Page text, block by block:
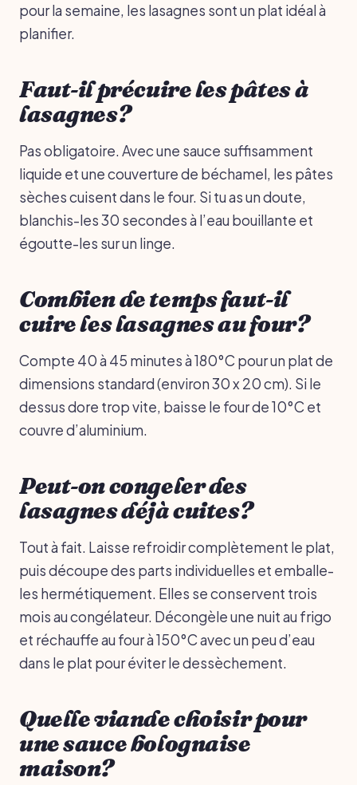
pour la semaine, les lasagnes sont un plat idéal à
planifier.
Faut-il précuire les pâtes à
lasagnes?
Pas obligatoire. Avec une sauce suffisamment
liquide et une couverture de béchamel, les pâtes
sèches cuisent dans le four. Si tu as un doute,
blanchis-les 30 secondes à l’eau bouillante et
égoutte-les sur un linge.
Combien de temps faut-il
cuire les lasagnes au four?
Compte 40 à 45 minutes à 180°C pour un plat de
dimensions standard (environ 30 x 20 cm). Si le
dessus dore trop vite, baisse le four de 10°C et
couvre d’aluminium.
Peut-on congeler des
lasagnes déjà cuites?
Tout à fait. Laisse refroidir complètement le plat,
puis découpe des parts individuelles et emballe-
les hermétiquement. Elles se conservent trois
mois au congélateur. Décongèle une nuit au frigo
et réchauffe au four à 150°C avec un peu d’eau
dans le plat pour éviter le dessèchement.
Quelle viande choisir pour
une sauce bolognaise
maison?